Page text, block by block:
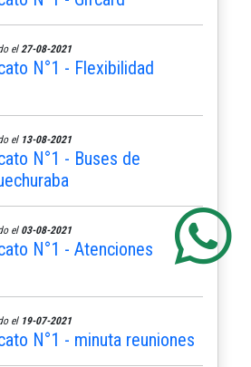
el 27-08-2021
N°1 - Flexibilidad
el 13-08-2021
N°1 - Buses de
el 03-08-2021
N°1 - Atenciones
el 19-07-2021
N°1 - minuta reuniones